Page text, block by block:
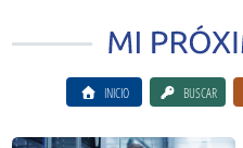
INICIO BUSCAR